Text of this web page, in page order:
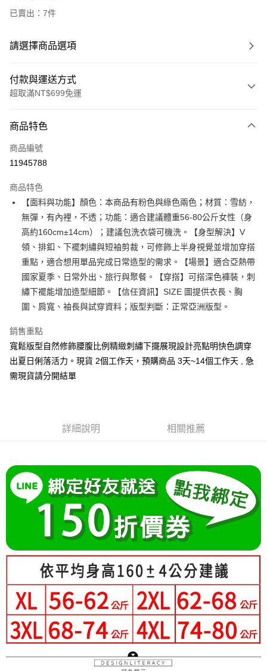
已賣出：7件
請選擇商品選項
付款與運送方式
超取滿NT$699免運
信用卡一次付款
超商取貨付款
Apple Pay
街口支付
悠遊付
Google Pay
全支付
全盈+PAY
大哥付你分期
相關說明
【大哥付你分期使用說明】
1.本服務由台灣大哥大提供，台灣大哥大用戶可立即使用無須另外申請。
2.付款方式選擇「大哥付你分期」，訂單成立後會自動跳轉到大哥付的交易
4.訂單成立30分鐘內，如未前往確認交易或遇審核未通過，訂單將自動取
消。如遇「轉專審核」未通過狀況，表示未達大哥付你分期系統評分，恕無
1.分期款項不併入電信帳單，「大哥付你分期」於每月結算日後寄送繳費提
醒簡訊。
2.透過簡訊連結打開帳單後，可選擇「超商條碼／台灣大直營門市／銀行轉
帳／街口支付／iPASS MONEY」等通路繳費。
1.本服務係由「台灣大哥大股份有限公司」（以下簡稱本公司）所提供，讓
用戶於交易時，得透過本服務購買商品或服務，並由商店將買賣／分期付款
買賣價金債權讓與本公司後，依約使用本公司帳單繳交帳款。
2.基於同意付款使用「大哥付你分期」之契約關係目的，商店將以您的個人
資料（包含姓名、電話或地址）提供予台灣大哥大進項蒐集、處理及利用，
由本公司與您本人進行分期帳單所需資料之確認、核對及更正。
3.完整用戶服務條款，請詳閱以下連結：https://oppay.tw/userRule
１．簡單：不需註冊會員、不需綁卡、不需儲值。
【「AFTEE先享後付」結帳流程】
１．於結帳方式選擇「AFTEE先享後付」後，將跳轉至「AFTEE先享後付」
結帳頁面，進行簡訊認證並確認金額後，即可完成結帳。
２．訂單成立數日內，您將收到繳費通知簡訊。
３．收到繳費通知簡訊後14天內，點擊此簡訊中的連結，可透過四大超商／
ATM／網路銀行／等多元方式進行付款，方視為交易完成。
※ 請注意：結帳手續完成當下不需立刻繳費，但若您需要取消訂單，請聯絡
後付繳納相關費用。
※ 交易是否成功請以「AFTEE先享後付 」之結帳頁面顯示為準，若有關於
是否繳費成功／繳費後需取消欲退款等相關疑問，請聯繫「AFTEE先享後付
客戶支援中心」
https://netprotections.freshdesk.com/support/home
【注意事項】
１．透過由恩沛科技股份有限公司提供之「AFTEE先享後付」服務完成之交
易，需依本服務之必要範圍內提供個人資料，並將交易相關給付款項請求債
權轉讓予恩沛科技股份有限公司。
２．關於個人資料處理事宜，請瀏覽以下網址：
https://aftee.tw/terms/#terms3
「Hami Point」為中華電信所提供之點數服務，可於會員專區綁定中華電信
運送方式
全家付款取貨
每筆NT$80，滿NT$699(含以上)免運費
付款後全家取貨
每筆NT$80，滿NT$699(含以上)免運費
付款後萊爾富取貨
每筆NT$80，滿NT$699(含以上)免運費
7-11付款取貨
每筆NT$80，滿NT$699(含以上)免運費
付款後7-11取貨
每筆NT$80，滿NT$699(含以上)免運費
商品特色
商品編號
11945788
商品特色
【面料與功能】顏色：本商品有粉色與綠色兩色；材質：雪紡，
無彈，有內裡，不透；功能：適合建議體重56-80公斤女性（身
高約160cm±14cm）；建議包洗衣袋可機洗。【身型解決】V
領、排釦、下襬刺繡與短袖剪裁，可修飾上半身視覺並增加穿搭
重點，適合想用單品完成日常造型的需求。【場景】適合亞熱帶
國家夏季、日常外出、旅行與聚餐。【穿搭】可搭深色褲裝，刺
繡下襬能增加造型細節。【信任資訊】SIZE 圖提供衣長、胸
圍、肩寬、袖長與試穿資料；版型判斷：正常亞洲版型。
銷售重點
寬鬆版型自然修飾腰腹比例精緻刺繡下擺展現設計亮點明快色調穿
出夏日俐落活力。現貨 2個工作天，預購商品 3天~14個工作天 , 急
需現貨請分開結單
詳細說明 相關推薦